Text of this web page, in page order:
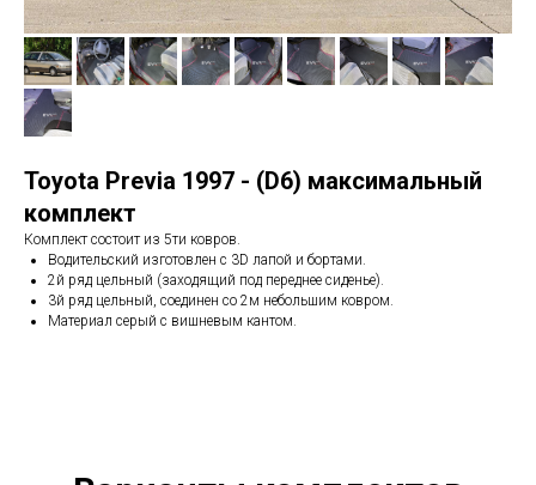
Toyota Previa 1997 - (D6) максимальный
комплект
Комплект состоит из 5ти ковров.
Водительский изготовлен с 3D лапой и бортами.
2й ряд цельный (заходящий под переднее сиденье).
3й ряд цельный, соединен со 2м небольшим ковром.
Материал серый с вишневым кантом.